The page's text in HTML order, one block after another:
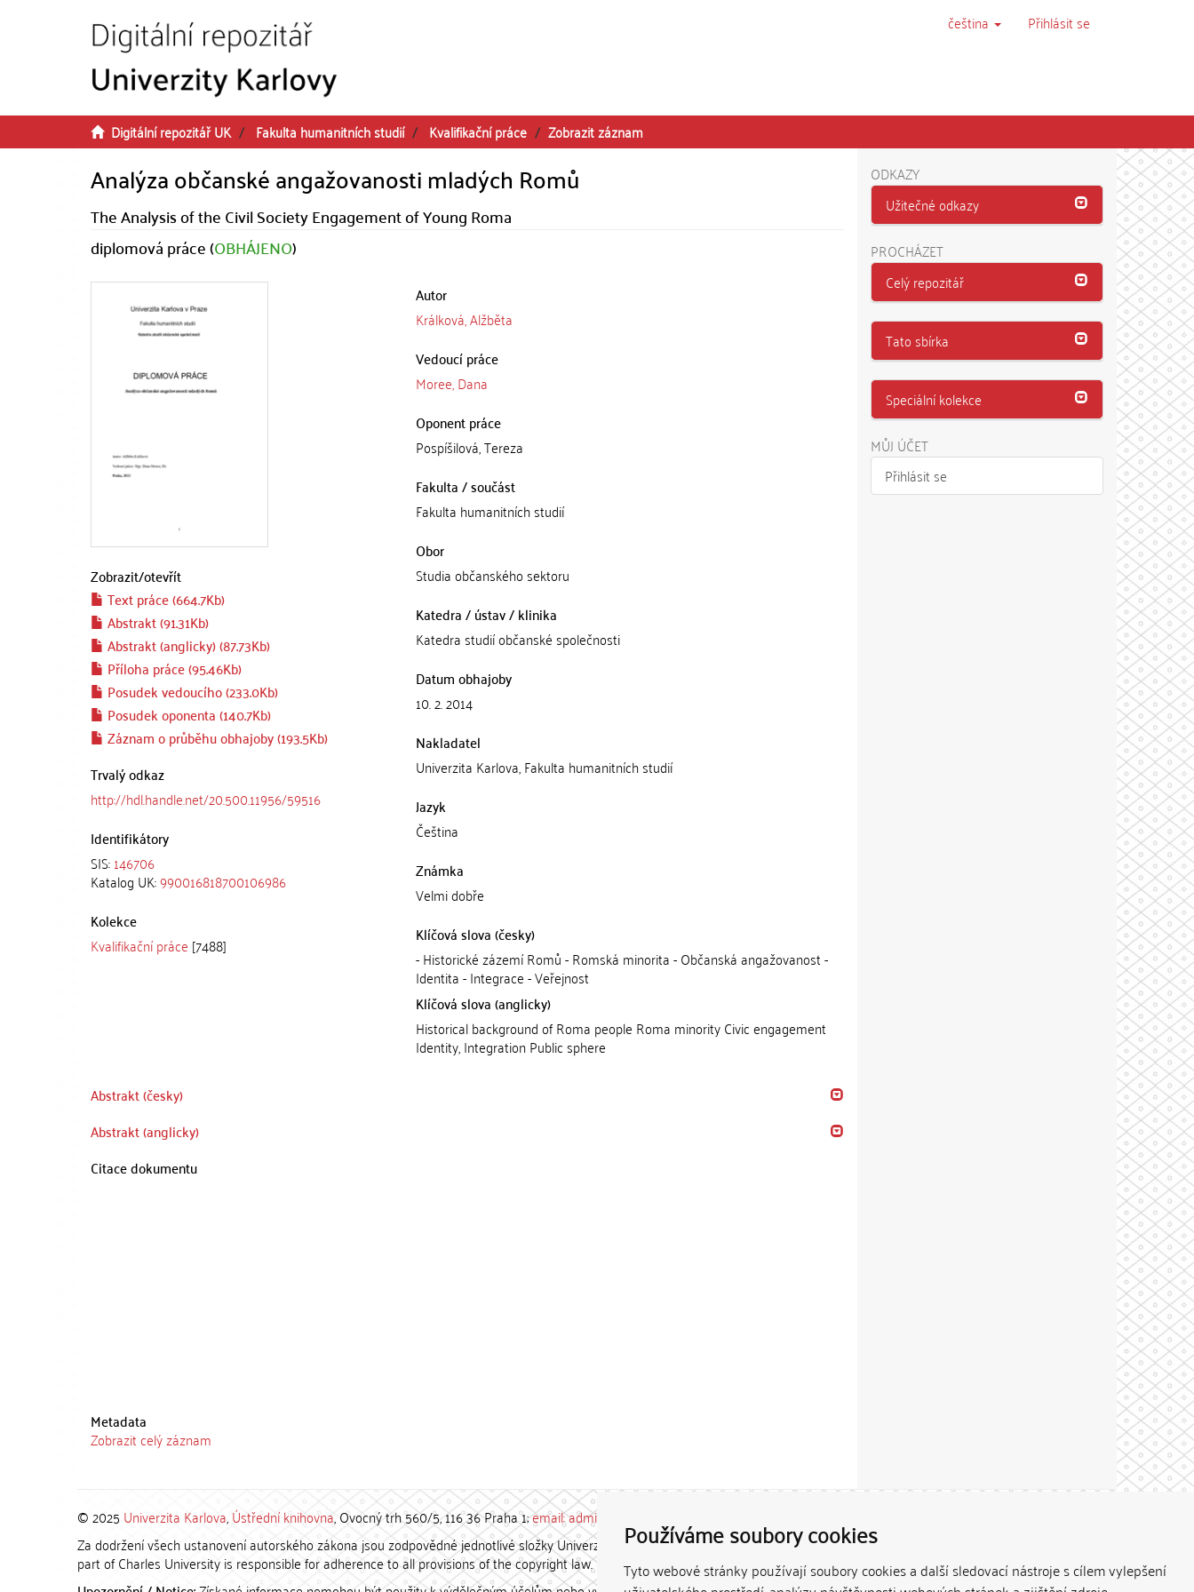
Používáme soubory cookies
Tyto webové stránky používají soubory cookies a další sledovací nástroje s cílem vylepšení
čeština Přihlásit se
Digitální repozitář UK Fakulta humanitních studií Kvalifikační práce Zobrazit záznam
Analýza občanské angažovanosti mladých Romů
The Analysis of the Civil Society Engagement of Young Roma
diplomová práce (OBHÁJENO)
Zobrazit/otevřít
Text práce (664.7Kb)
Abstrakt (91.31Kb)
Abstrakt (anglicky) (87.73Kb)
Příloha práce (95.46Kb)
Posudek vedoucího (233.0Kb)
Posudek oponenta (140.7Kb)
Záznam o průběhu obhajoby (193.5Kb)
Trvalý odkaz
http://hdl.handle.net/20.500.11956/59516
Identifikátory
SIS:146706
Katalog UK:990016818700106986
Kolekce
Kvalifikační práce [7488]
Autor
Králková, Alžběta
Vedoucí práce
Moree, Dana
Oponent práce
Pospíšilová, Tereza
Fakulta / součást
Fakulta humanitních studií
Obor
Studia občanského sektoru
Katedra / ústav / klinika
Katedra studií občanské společnosti
Datum obhajoby
10. 2. 2014
Nakladatel
Univerzita Karlova, Fakulta humanitních studií
Jazyk
Čeština
Známka
Velmi dobře
Klíčová slova (česky)
- Historické zázemí Romů - Romská minorita - Občanská angažovanost -
Identita - Integrace - Veřejnost
Klíčová slova (anglicky)
Historical background of Roma people Roma minority Civic engagement
Identity, Integration Public sphere
Abstrakt (česky)
Abstrakt (anglicky)
Citace dokumentu
Metadata
Zobrazit celý záznam
ODKAZY
Užitečné odkazy
PROCHÁZET
Celý repozitář
Tato sbírka
Speciální kolekce
MŮJ ÚČET
Přihlásit se
© 2025 Univerzita Karlova,Ústřední knihovna, Ovocný trh 560/5, 116 36 Praha 1;email: admin-repozitar [at] cuni.cz
Za dodržení všech ustanovení autorského zákona jsou zodpovědné jednotlivé složky Univerzity Karlovy. / Each constituent
part of Charles University is responsible for adherence to all provisions of the copyright law.